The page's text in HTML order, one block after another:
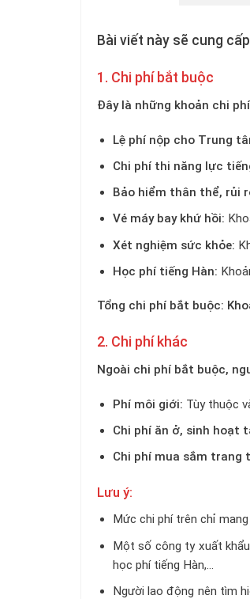
Bài viết này sẽ cung
1. Chi phí bắt buộc
Đây là những khoản chi
Lệ phí nộp cho Trung
Chi phí thi năng lực
Bảo hiểm thân thể, rủi
Vé máy bay khứ hồi:
Xét nghiệm sức khỏe:
Học phí tiếng Hàn:
Tổng chi phí bắt buộc:
2. Chi phí khác
Ngoài chi phí bắt buộc,
Phí môi giới: Tùy thuộc
Chi phí ăn ở, sinh hoạt
Chi phí mua sắm trang
Lưu ý:
Mức chi phí trên chỉ
Một số công ty xuất
học phí tiếng Hàn,…
Người lao động nên tìm